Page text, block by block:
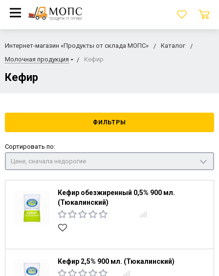
Интернет-магазин «Продукты от склада МОПС»
Каталог
Молочная продукция
Кефир
Кефир
ФИЛЬТРЫ
Сортировать по:
Цене, сначала недорогие
Кефир обезжиренный 0,5% 900 мл.
(Тюкалинский)
Кефир 2,5% 900 мл. (Тюкалинский)